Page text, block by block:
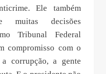
Ele também
muitas decisões
Tribunal Federal
compromisso com o
corrupção, a gente